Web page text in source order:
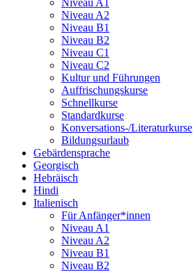
Niveau A2
Niveau B1
Niveau B2
Niveau C1
Niveau C2
Kultur und Führungen
Auffrischungskurse
Schnellkurse
Standardkurse
Konversations-/Literaturkurse
Bildungsurlaub
Gebärdensprache
Georgisch
Hebräisch
Hindi
Italienisch
Für Anfänger*innen
Niveau A1
Niveau A2
Niveau B1
Niveau B2